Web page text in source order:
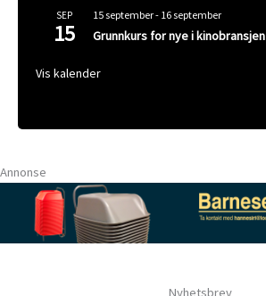
SEP
15
15 september- 16 september
Grunnkurs for nye i kinobransjen
Vis kalender
Annonse
Nyhetsbrev